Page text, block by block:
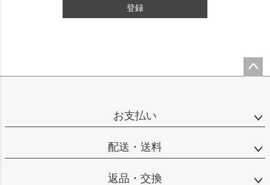
登録
お支払い
配送・送料
返品・交換